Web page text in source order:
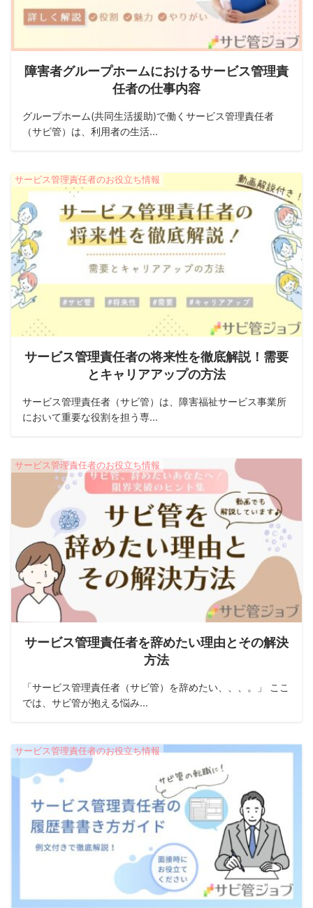
障害者グループホームにおけるサービス管理責
任者の仕事内容
グループホーム(共同生活援助)で働くサービス管理責任者
（サビ管）は、利用者の生活...
サービス管理責任者のお役立ち情報
サービス管理責任者の将来性を徹底解説！需要
とキャリアアップの方法
サービス管理責任者（サビ管）は、障害福祉サービス事業所
において重要な役割を担う専...
サービス管理責任者のお役立ち情報
サービス管理責任者を辞めたい理由とその解決
方法
「サービス管理責任者（サビ管）を辞めたい、、、。」 ここ
では、サビ管が抱える悩み...
サービス管理責任者のお役立ち情報